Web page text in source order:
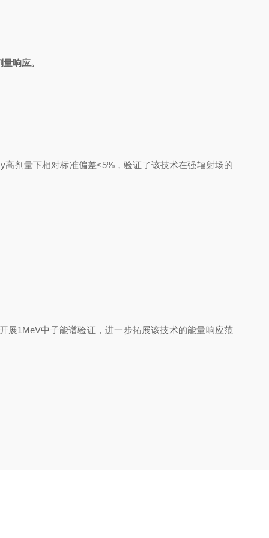
响应。
高剂量下相对标准偏差<5%，验证了该技术在强辐射场的
展1MeV中子能谱验证，进一步拓展该技术的能量响应范